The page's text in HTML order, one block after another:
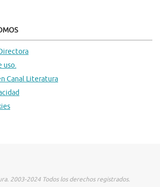
uso.
Canal Literatura
2003-2024 Todos los derechos registrados.